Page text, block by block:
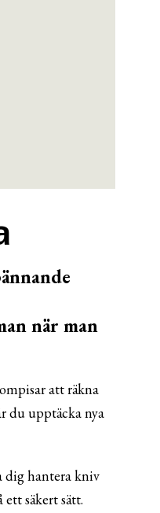
när man
att räkna
du upptäcka nya
dig hantera kniv
säkert sätt.